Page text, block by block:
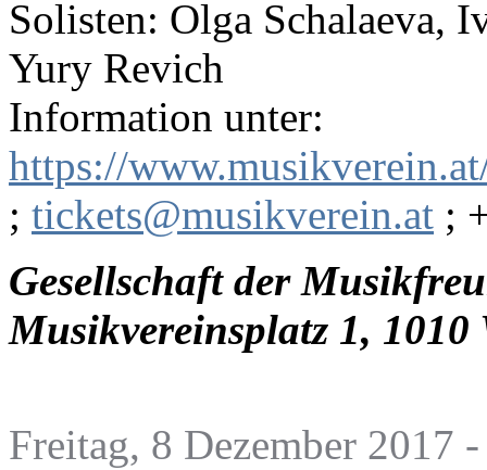
Solisten: Olga Schalaeva,
Yury Revich
Information unter:
https://
; tickets@musikverein.at ;
Gesellschaft der
Musikvereinsplatz 1, 1010
Freitag, 8 Dezember 2017